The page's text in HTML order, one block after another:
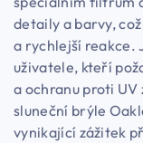
detaily a barvy,
a rychlejší reakce.
uživatele, kteří
a ochranu proti
sluneční brýle
vynikající zážitek